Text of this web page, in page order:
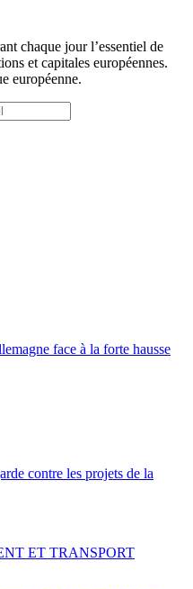
chaque jour l’essentiel de
et capitales européennes.
européenne.
face à la forte hausse
contre les projets de la
ET TRANSPORT